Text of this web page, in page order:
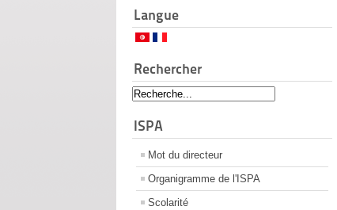
Langue
Rechercher
ISPA
Mot du directeur
Organigramme de l'ISPA
Scolarité